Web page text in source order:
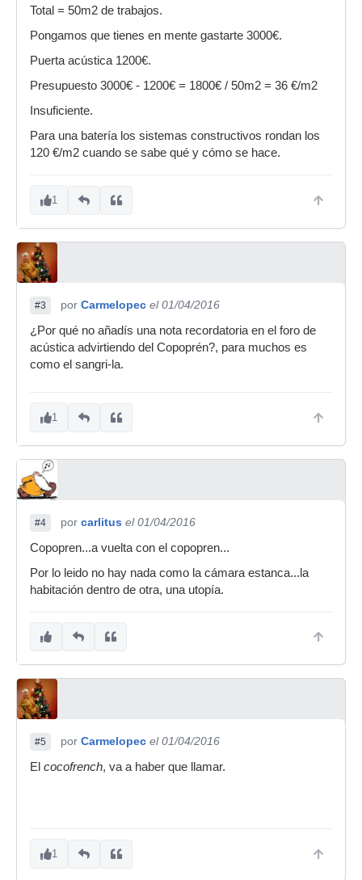
Total = 50m2 de trabajos.
Pongamos que tienes en mente gastarte 3000€.
Puerta acústica 1200€.
Presupuesto 3000€ - 1200€ = 1800€ / 50m2 = 36 €/m2
Insuficiente.
Para una batería los sistemas constructivos rondan los
120 €/m2 cuando se sabe qué y cómo se hace.
1
#3 por Carmelopec el 01/04/2016
¿Por qué no añadís una nota recordatoria en el foro de
acústica advirtiendo del Copoprén?, para muchos es
como el sangri-la.
1
#4 por carlitus el 01/04/2016
Copopren...a vuelta con el copopren...
Por lo leido no hay nada como la cámara estanca...la
habitación dentro de otra, una utopía.
#5 por Carmelopec el 01/04/2016
El cocofrench, va a haber que llamar.
1